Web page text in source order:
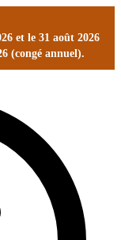
et le 31 août 2026
(congé annuel).